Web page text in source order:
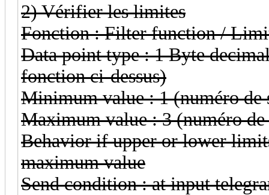
2) Vérifier les limites
Fonction : Filter function /
Data point type : 1 Byte
fonction ci-dessus)
Minimum value : 1 (numéro de
Maximum value : 3 (numéro
Behavior if upper or lower
maximum value
Send condition : at input